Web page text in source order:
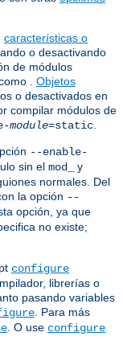
características o
o desactivando
de módulos
. Objetos
o desactivados en
compilar módulos de
module=static
--enable-
sin el mod_
y
normales. Del
la opción --
opción, ya que
no existe;
configure
librerías o
pasando variables
. Para más
. O use configure